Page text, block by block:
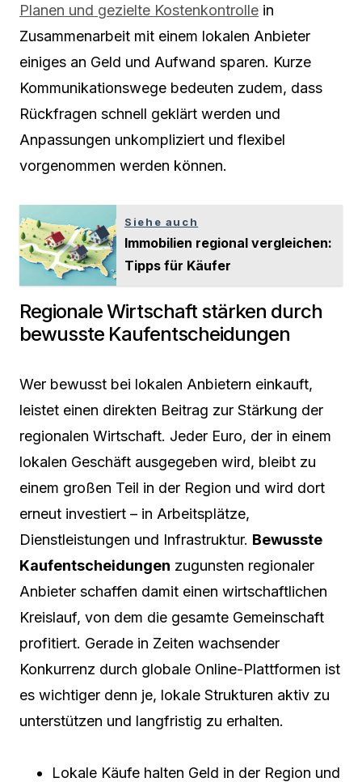
Planen und gezielte Kostenkontrolle in
Zusammenarbeit mit einem lokalen Anbieter
einiges an Geld und Aufwand sparen. Kurze
Kommunikationswege bedeuten zudem, dass
Rückfragen schnell geklärt werden und
Anpassungen unkompliziert und flexibel
vorgenommen werden können.
Siehe auch
Immobilien regional vergleichen:
Tipps für Käufer
Regionale Wirtschaft stärken durch
bewusste Kaufentscheidungen
Wer bewusst bei lokalen Anbietern einkauft,
leistet einen direkten Beitrag zur Stärkung der
regionalen Wirtschaft. Jeder Euro, der in einem
lokalen Geschäft ausgegeben wird, bleibt zu
einem großen Teil in der Region und wird dort
erneut investiert – in Arbeitsplätze,
Dienstleistungen und Infrastruktur. Bewusste
Kaufentscheidungen zugunsten regionaler
Anbieter schaffen damit einen wirtschaftlichen
Kreislauf, von dem die gesamte Gemeinschaft
profitiert. Gerade in Zeiten wachsender
Konkurrenz durch globale Online-Plattformen ist
es wichtiger denn je, lokale Strukturen aktiv zu
unterstützen und langfristig zu erhalten.
Lokale Käufe halten Geld in der Region und